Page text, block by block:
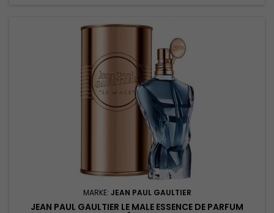
MARKE: JEAN PAUL GAULTIER
JEAN PAUL GAULTIER LE MALE ESSENCE DE PARFUM